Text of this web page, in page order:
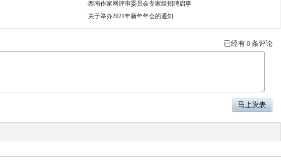
·西南作家网评审委员会专家组招聘启事
·关于举办2021年新年年会的通知
已经有 0 条评论